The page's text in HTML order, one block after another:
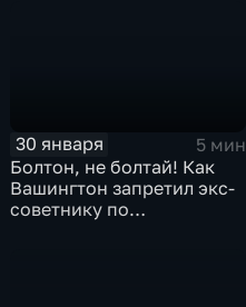
30 января
5 мин
Болтон, не болтай! Как
Вашингтон запретил экс-
советнику по